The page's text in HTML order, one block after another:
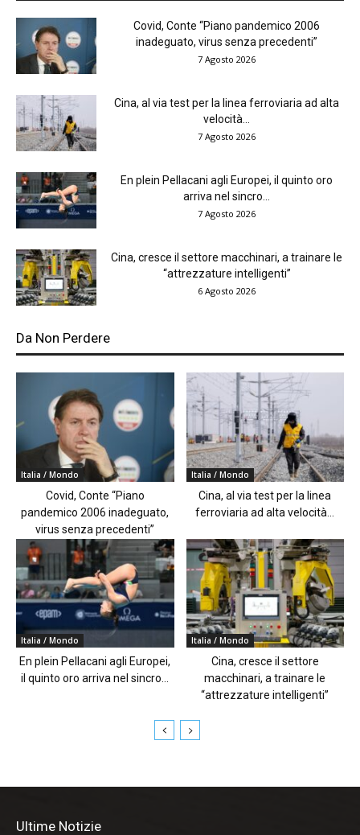
Covid, Conte “Piano pandemico 2006
inadeguato, virus senza precedenti”
7 Agosto 2026
Cina, al via test per la linea ferroviaria ad alta
velocità...
7 Agosto 2026
En plein Pellacani agli Europei, il quinto oro
arriva nel sincro...
7 Agosto 2026
Cina, cresce il settore macchinari, a trainare le
“attrezzature intelligenti”
6 Agosto 2026
Da Non Perdere
Italia / Mondo
Covid, Conte “Piano
pandemico 2006 inadeguato,
virus senza precedenti”
Italia / Mondo
Cina, al via test per la linea
ferroviaria ad alta velocità...
Italia / Mondo
En plein Pellacani agli Europei,
il quinto oro arriva nel sincro...
Italia / Mondo
Cina, cresce il settore
macchinari, a trainare le
“attrezzature intelligenti”
Ultime Notizie